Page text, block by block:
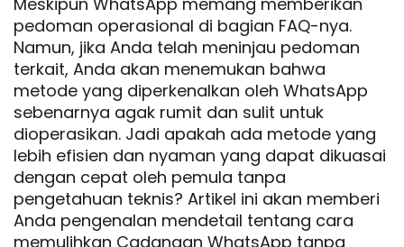
pedoman operasional di bagian FAQ-nya.
Namun, jika Anda telah meninjau pedoman
terkait, Anda akan menemukan bahwa
metode yang diperkenalkan oleh WhatsApp
sebenarnya agak rumit dan sulit untuk
dioperasikan. Jadi apakah ada metode yang
lebih efisien dan nyaman yang dapat dikuasai
dengan cepat oleh pemula tanpa
pengetahuan teknis? Artikel ini akan memberi
Anda pengenalan mendetail tentang cara
memulihkan Cadangan WhatsApp tanpa